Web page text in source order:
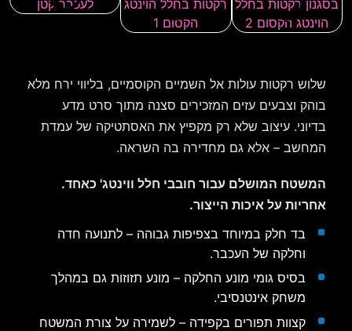
שלוש רקטות עולות אל השמיים הקוסמיים, בליווי ירח מלא
בוהק וצבעים עזים המזכירים סצנה מתוך סרט מדע
בדיוני. עיצוב שלא רק מקפיץ את האסתטיקה של עמדת
המחשב – אלא גם מחדירה בה השראה.
המשטח המושלם עבור חובבי חלל ווינטג' כאחד.
אחריות על איכות הייצור.
בד חלק במיוחד בצפיפות גבוהה – לתנועה חדה
וחלקה של העכבר.
בסיס גומי מונע החלקה – מונע תזוזות גם במהלך
משחק אינטנסיבי.
קצוות תפורים בקפידה – לשמירה על צורת המשטח